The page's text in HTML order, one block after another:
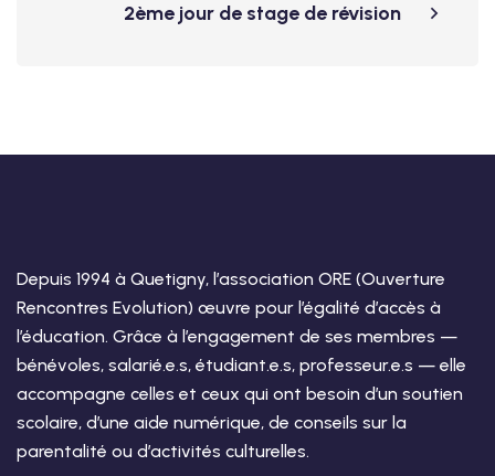
2ème jour de stage de révision
Depuis 1994 à Quetigny, l’association ORE (Ouverture
Rencontres Evolution) œuvre pour l’égalité d’accès à
l’éducation. Grâce à l’engagement de ses membres —
bénévoles, salarié.e.s, étudiant.e.s, professeur.e.s — elle
accompagne celles et ceux qui ont besoin d’un soutien
scolaire, d’une aide numérique, de conseils sur la
parentalité ou d’activités culturelles.